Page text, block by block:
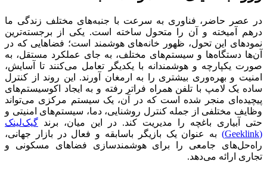
در عصر حاضر، فناوری به سرعت با جنبه‌های مختلف زندگی ما
درهم آمیخته و آن را متحول ساخته است. یکی از برجسته‌ترین
نمودهای این تحول، ظهور خانه‌های هوشمند است؛ فضاهایی که در
آن‌ها دستگاه‌ها و سیستم‌های مختلف، به جای عملکرد مستقل، به
صورت یکپارچه و هوشمندانه با یکدیگر تعامل می‌کنند تا آسایش،
امنیت و بهره‌وری بیشتری را به ارمغان آورند. این روند از کنترل
ساده یک لامپ با تلفن همراه فراتر رفته و به ایجاد اکوسیستم‌های
پیچیده‌ای منجر شده است که در آن، یک سیستم مرکزی می‌تواند
وظایف مختلفی از جمله کنترل روشنایی، دما، سیستم‌های امنیتی و
حتی آبیاری باغچه را مدیریت کند. در این میان، برند گیک‌لینک
(Geeklink)
به عنوان یک بازیگر باسابقه‌ و فعال در بازار جهانی،
راه‌حل‌های جامعی را برای هوشمندسازی فضاهای مسکونی و
تجاری ارائه می‌دهد.